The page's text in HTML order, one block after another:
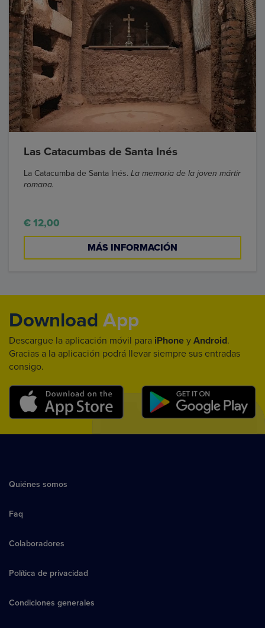
Las Catacumbas de Santa Inés
La Catacumba de Santa Inés. La memoria de la joven mártir
romana.
€ 12,00
MÁS INFORMACIÓN
Download App
Descargue la aplicación móvil para iPhone y Android.
Gracias a la aplicación podrá llevar siempre sus entradas
consigo.
Quiénes somos
Faq
Colaboradores
Política de privacidad
Condiciones generales